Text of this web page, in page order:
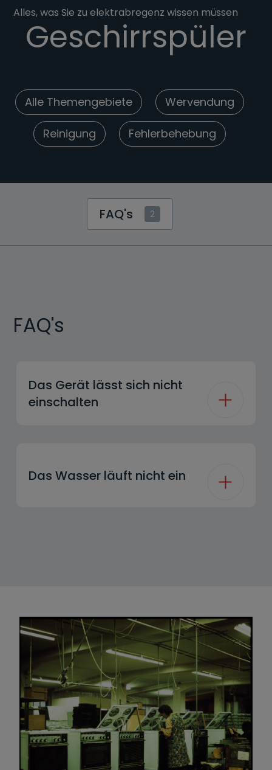
Alles, was Sie zu elektrabregenz wissen müssen
Geschirrspüler
Alle Themengebiete Wervendung
Reinigung Fehlerbehebung
FAQ's 2
FAQ's
Das Gerät lässt sich nicht
einschalten
Das Wasser läuft nicht ein